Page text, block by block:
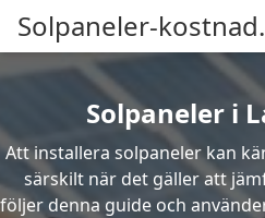
Solpaneler-
Solpaneler i
Att installera solpaneler kan
särskilt när det gäller att
följer denna guide och